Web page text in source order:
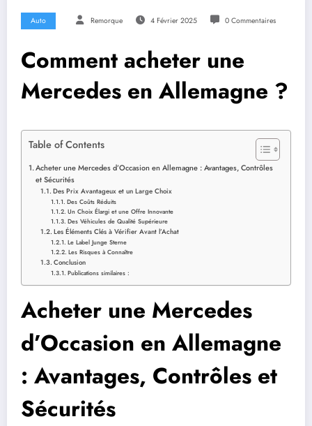
Auto Remorque 4 Février 2025 0 Commentaires
Comment acheter une
Mercedes en Allemagne ?
Table of Contents
Acheter une Mercedes d’Occasion en Allemagne : Avantages, Contrôles
et Sécurités
Des Prix Avantageux et un Large Choix
Des Coûts Réduits
Un Choix Élargi et une Offre Innovante
Des Véhicules de Qualité Supérieure
Les Éléments Clés à Vérifier Avant l’Achat
Le Label Junge Sterne
Les Risques à Connaître
Conclusion
Publications similaires :
Acheter une Mercedes
d’Occasion en Allemagne
: Avantages, Contrôles et
Sécurités